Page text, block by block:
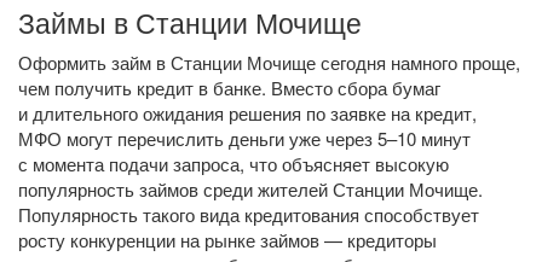
Займы в Станции Мочище
Оформить займ в Станции Мочище сегодня намного проще,
чем получить кредит в банке. Вместо сбора бумаг
и длительного ожидания решения по заявке на кредит,
МФО могут перечислить деньги уже через 5–10 минут
с момента подачи запроса, что объясняет высокую
популярность займов среди жителей Станции Мочище.
Популярность такого вида кредитования способствует
росту конкуренции на рынке займов — кредиторы